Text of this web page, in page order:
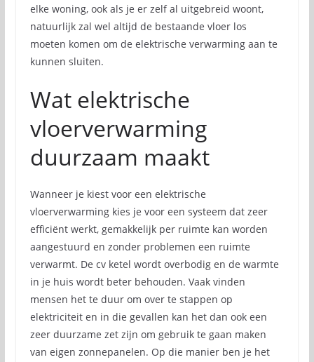
elke woning, ook als je er zelf al uitgebreid woont,
natuurlijk zal wel altijd de bestaande vloer los
moeten komen om de elektrische verwarming aan te
kunnen sluiten.
Wat elektrische
vloerverwarming
duurzaam maakt
Wanneer je kiest voor een elektrische
vloerverwarming kies je voor een systeem dat zeer
efficiënt werkt, gemakkelijk per ruimte kan worden
aangestuurd en zonder problemen een ruimte
verwarmt. De cv ketel wordt overbodig en de warmte
in je huis wordt beter behouden. Vaak vinden
mensen het te duur om over te stappen op
elektriciteit en in die gevallen kan het dan ook een
zeer duurzame zet zijn om gebruik te gaan maken
van eigen zonnepanelen. Op die manier ben je het